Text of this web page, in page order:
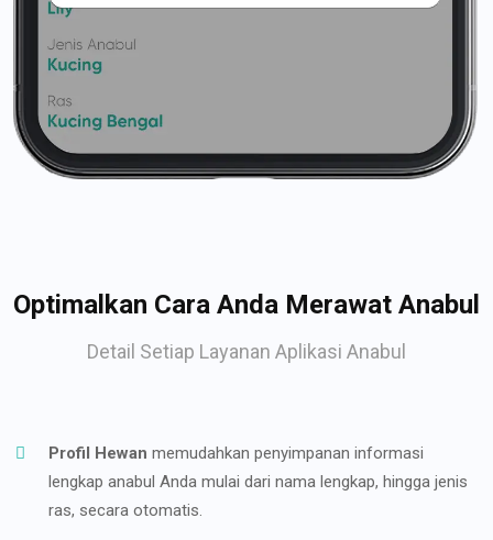
Optimalkan Cara Anda Merawat Anabul
Detail Setiap Layanan Aplikasi Anabul
Profil Hewan memudahkan penyimpanan informasi
lengkap anabul Anda mulai dari nama lengkap, hingga jenis
ras, secara otomatis.